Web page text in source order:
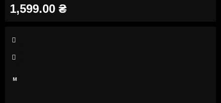
1,599.00 ₴
XS
S
M